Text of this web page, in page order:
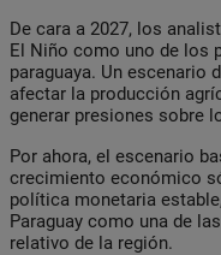
De cara a 2027, los
El Niño como uno de los
paraguaya. Un escenario
afectar la producción
generar presiones sobre
Por ahora, el escenario
crecimiento económico
política monetaria
Paraguay como una de
relativo de la región.